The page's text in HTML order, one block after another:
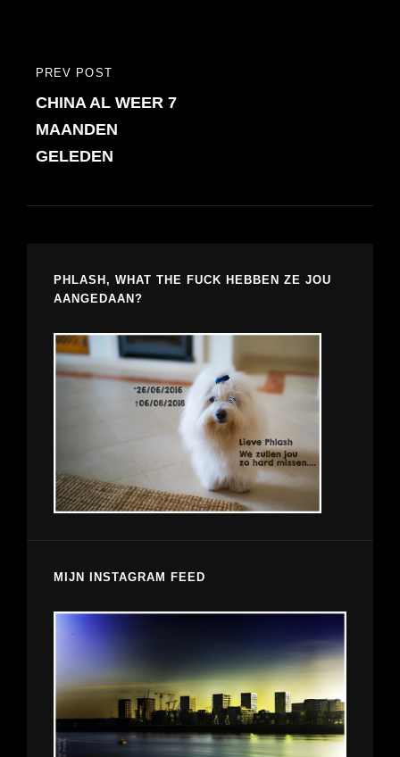
Bericht
navigatie
PREVIOUS
POST
PREV POST
CHINA AL WEER 7
MAANDEN
GELEDEN
PHLASH, WHAT THE FUCK HEBBEN ZE JOU
AANGEDAAN?
MIJN INSTAGRAM FEED